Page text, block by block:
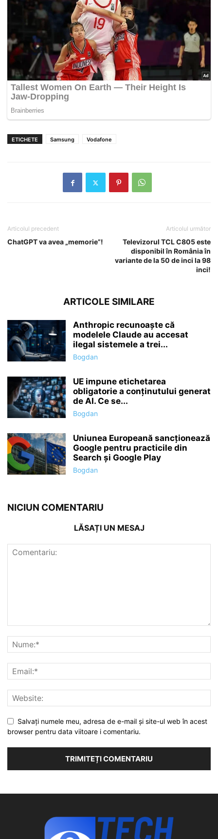
ETICHETE Samsung Vodafone
Articolul precedent
ChatGPT va avea „memorie”!
Articolul următor
Televizorul TCL C805 este
disponibil în România în
variante de la 50 de inci la 98
inci!
ARTICOLE SIMILARE
Anthropic recunoaște că
modelele Claude au accesat
ilegal sistemele a trei...
Bogdan
UE impune etichetarea
obligatorie a conținutului generat
de AI. Ce se...
Bogdan
Uniunea Europeană sancționează
Google pentru practicile din
Search și Google Play
Bogdan
NICIUN COMENTARIU
LĂSAȚI UN MESAJ
Salvați numele meu, adresa de e-mail și site-ul web în acest
browser pentru data viitoare i comentariu.